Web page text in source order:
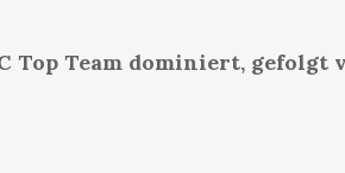
Top Team dominiert, gefolgt